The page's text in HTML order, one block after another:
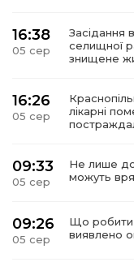
16:38
05 сер
Засідання
селищної
знищене
16:26
05 сер
лікарні
09:33
05 сер
Не лише
можуть
09:26
05 сер
Що робити,
виявлено